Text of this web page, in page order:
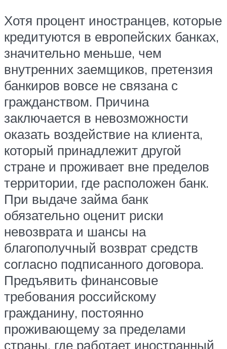
Хотя процент иностранцев, которые
кредитуются в европейских банках,
значительно меньше, чем
внутренних заемщиков, претензия
банкиров вовсе не связана с
гражданством. Причина
заключается в невозможности
оказать воздействие на клиента,
который принадлежит другой
стране и проживает вне пределов
территории, где расположен банк.
При выдаче займа банк
обязательно оценит риски
невозврата и шансы на
благополучный возврат средств
согласно подписанного договора.
Предъявить финансовые
требования российскому
гражданину, постоянно
проживающему за пределами
страны, где работает иностранный